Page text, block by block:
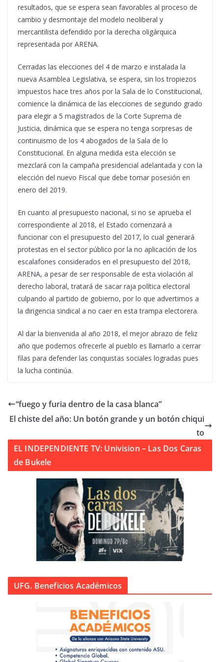
resultados, que se espera sean favorables al proceso de
cambio y desmontaje del modelo neoliberal y
mercantilista defendido por la derecha oligárquica
representada por ARENA.
Cerradas las elecciones del 4 de marzo e instalada la
nueva Asamblea Legislativa, se espera, sin los tropiezos
impuestos hace tres años por la Sala de lo Constitucional,
comience la dinámica de las elecciones de segundo grado
para elegir a 5 magistrados de la Corte Suprema de
Justicia, dinámica que se espera no tenga sorpresas de
continuismo de los 4 abogados de la Sala de lo
Constitucional. En alguna medida esta elección se
mezclará con la campaña presidencial adelantada y con la
elección del nuevo Fiscal que debe tomar posesión en
enero del 2019.
En cuanto al presupuesto nacional, si no se aprueba el
correspondiente al 2018, el Estado comenzará a
funcionar con el presupuesto del 2017, lo cual generará
protestas en el sector público por la no aplicación de los
escalafones considerados en el presupuesto del 2018,
ARENA, a pesar de ser responsable de esta violación al
derecho laboral, tratará de sacar raja política electoral
culpando al partido de gobierno, por lo que advertimos a
la dirigencia sindical a no caer en esta trampa electorera.
Al dar la bienvenida al año 2018, el mejor abrazo de feliz
año que podemos ofrecerle al pueblo es llamarlo a cerrar
filas para defender las conquistas sociales logradas pues
la lucha continúa.
“fuego y furia dentro de la casa blanca”
El chiste del año: Un botón grande y un botón chiqui
to
EL INDEPENDIENTE TV: Univision – Las Dos Caras
de Bukele
UFG. Beneficios Académicos